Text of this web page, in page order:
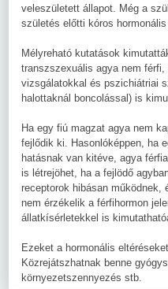
veleszületett állapot. Még a
születés előtti kóros hormonális
Mélyreható kutatások
transzszexuális agya nem
vizsgálatokkal és pszichiátriai
halottaknál boncolással) is
Ha egy fiú magzat agya nem
fejlődik ki. Hasonlóképpen, ha
hatásnak van kitéve, agya
is létrejöhet, ha a fejlödő
receptorok hibásan
nem érzékelik a férfihormon
állatkísérletekkel is
Ezeket a hormonális
Közrejátszhatnak benne
környezetszennyezés stb.